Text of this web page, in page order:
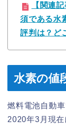
【関連
須である水
評判は？ど
水素の値
燃料電池自動
2020年3月現